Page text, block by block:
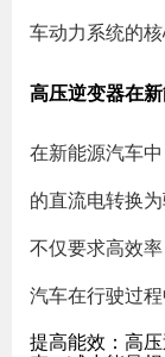
车动力系统的核
高压逆变器在
在新能源汽车
的直流电转换
不仅要求高效
汽车在行驶过
提高能效 ：高